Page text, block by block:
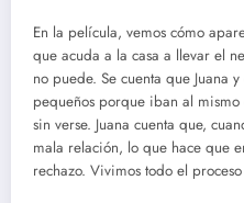
En la película, vemos cómo
que acuda a la casa a llevar el
no puede. Se cuenta que Juana
pequeños porque iban al
sin verse. Juana cuenta que,
mala relación, lo que hace que
rechazo. Vivimos todo el